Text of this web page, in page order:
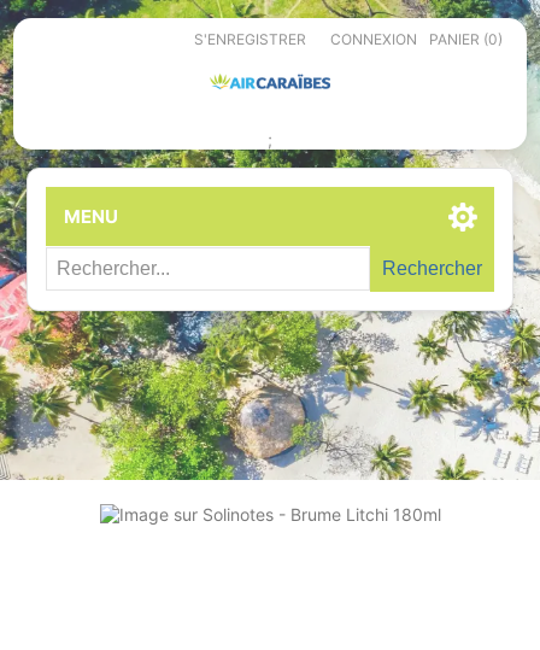
S'ENREGISTRER CONNEXION PANIER (0)
;
MENU
Rechercher